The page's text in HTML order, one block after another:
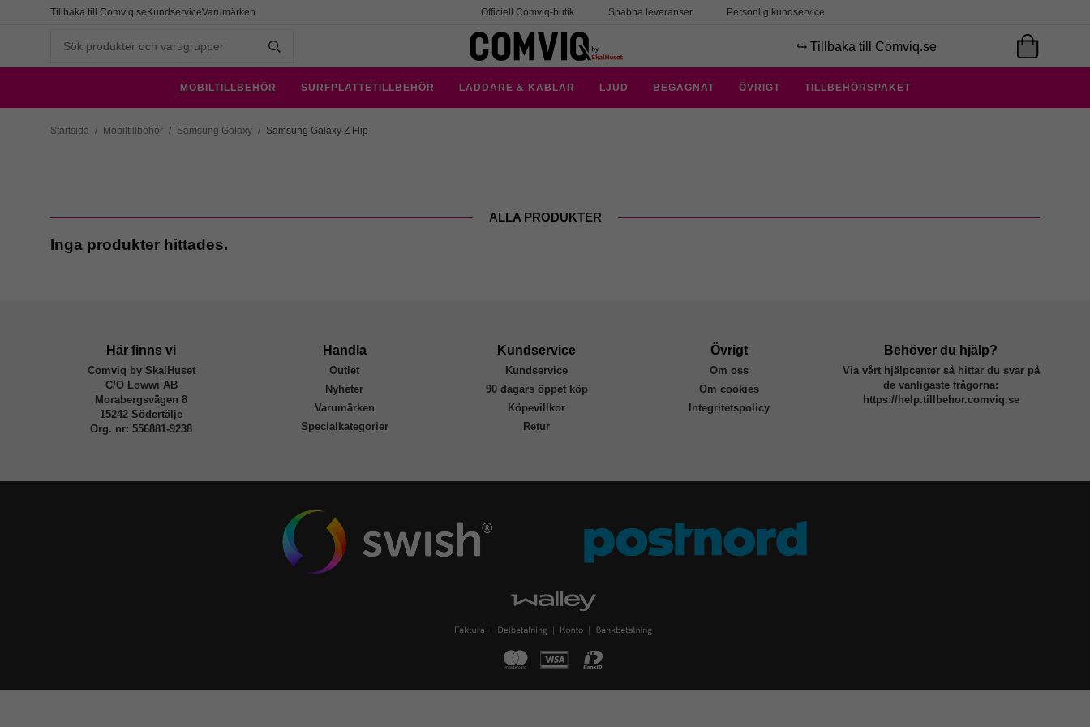
Tillbaka till Comviq.seKundserviceVarumärken Officiell Comviq-butik Snabba leveranser Personlig kundservice
↪️ Tillbaka till Comviq.se
MOBILTILLBEHÖR SURFPLATTETILLBEHÖR LADDARE & KABLAR LJUD BEGAGNAT ÖVRIGT TILLBEHÖRSPAKET
Startsida / Mobiltillbehör / Samsung Galaxy / Samsung Galaxy Z Flip
ALLA PRODUKTER
Inga produkter hittades.
Här finns vi
Comviq by SkalHuset
C/O Lowwi AB
Morabergsvägen 8
15242 Södertälje
Org. nr: 556881-9238
Handla
Outlet
Nyheter
Varumärken
Specialkategorier
Kundservice
Kundservice
90 dagars öppet köp
Köpevillkor
Retur
Övrigt
Om oss
Om cookies
Integritetspolicy
Behöver du hjälp?
Via vårt hjälpcenter så hittar du svar på
de vanligaste frågorna:
https://help.tillbehor.comviq.se